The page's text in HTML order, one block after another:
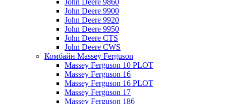
John Deere 9860
John Deere 9900
John Deere 9920
John Deere 9950
John Deere CTS
John Deere CWS
Комбайн Massey Ferguson
Massey Ferguson 10 PLOT
Massey Ferguson 16
Massey Ferguson 16 PLOT
Massey Ferguson 17
Massey Ferguson 186